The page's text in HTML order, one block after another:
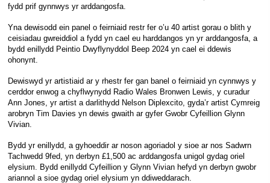
fydd prif gynnwys yr arddangosfa.
Yna dewisodd ein panel o feirniaid restr fer o’u 40 artist gorau o blith y
ceisiadau gwreiddiol a fydd yn cael eu harddangos yn yr arddangosfa, a
bydd enillydd Peintio Dwyflynyddol Beep 2024 yn cael ei ddewis
ohonynt.
Dewiswyd yr artistiaid ar y rhestr fer gan banel o feirniaid yn cynnwys y
cerddor enwog a chyflwynydd Radio Wales Bronwen Lewis, y curadur
Ann Jones, yr artist a darlithydd Nelson Diplexcito, gyda’r artist Cymreig
arobryn Tim Davies yn dewis gwaith ar gyfer Gwobr Cyfeillion Glynn
Vivian.
Bydd yr enillydd, a gyhoeddir ar noson agoriadol y sioe ar nos Sadwrn
Tachwedd 9fed, yn derbyn £1,500 ac arddangosfa unigol gydag oriel
elysium. Bydd enillydd Cyfeillion y Glynn Vivian hefyd yn derbyn gwobr
ariannol a sioe gydag oriel elysium yn ddiweddarach.